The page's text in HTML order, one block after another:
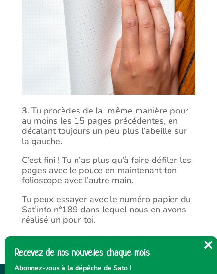
3.Tu procèdes de la même manière pour
au moins les 15 pages précédentes, en
décalant toujours un peu plus l’abeille sur
la gauche.
C’est fini ! Tu n’as plus qu’à faire défiler les
pages avec le pouce en maintenant ton
folioscope avec l’autre main.
Tu peux essayer avec le numéro papier du
Sat’info n°189 dans lequel nous en avons
réalisé un pour toi.
Recevez de nos nouvelles chaque mois
Abonnez-vous à la dépêche de Sato !